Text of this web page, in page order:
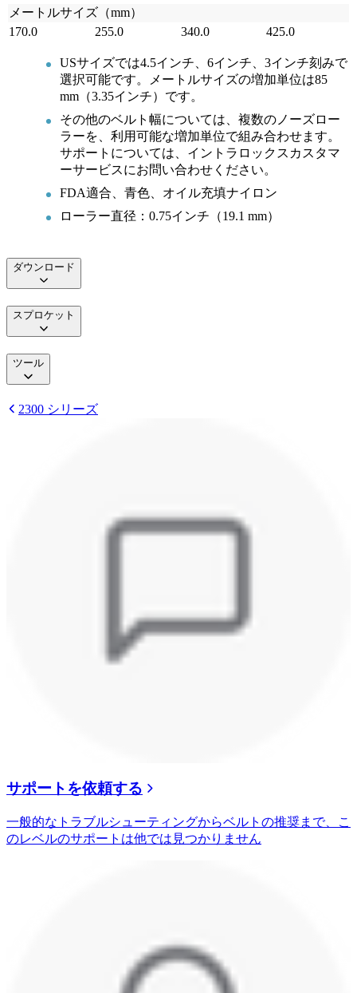
メートルサイズ（mm）
170.0
255.0 340.0 425.0
USサイズでは4.5インチ、6インチ、3インチ刻みで
選択可能です。メートルサイズの増加単位は85
mm（3.35インチ）です。
その他のベルト幅については、複数のノーズロー
ラーを、利用可能な増加単位で組み合わせます。
サポートについては、イントラロックスカスタマ
ーサービスにお問い合わせください。
FDA適合、青色、オイル充填ナイロン
ローラー直径：0.75インチ（19.1 mm）
ダウンロード
スプロケット
ツール
2300 シリーズ
サポートを依頼する
一般的なトラブルシューティングからベルトの推奨まで、こ
のレベルのサポートは他では見つかりません